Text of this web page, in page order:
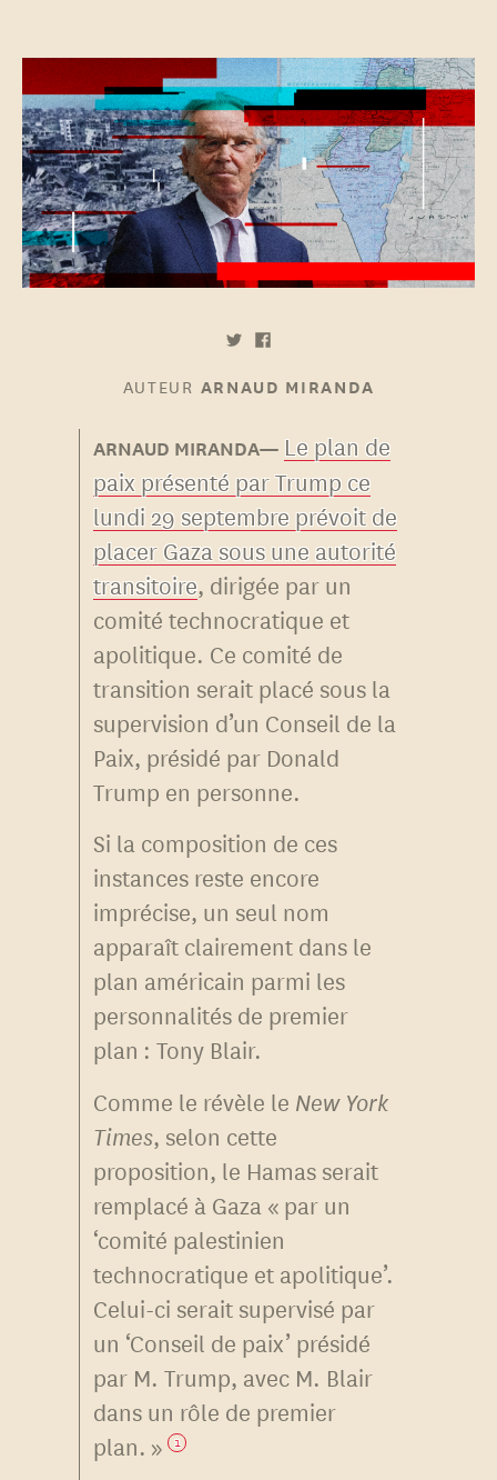
AUTEUR ARNAUD MIRANDA
Le plan de
paix présenté par Trump ce
lundi 29 septembre prévoit de
placer Gaza sous une autorité
transitoire, dirigée par un
comité technocratique et
apolitique. Ce comité de
transition serait placé sous la
supervision d’un Conseil de la
Paix, présidé par Donald
Trump en personne.
Si la composition de ces
instances reste encore
imprécise, un seul nom
apparaît clairement dans le
plan américain parmi les
personnalités de premier
plan : Tony Blair.
Comme le révèle le New York
Times, selon cette
proposition, le Hamas serait
remplacé à Gaza « par un
‘comité palestinien
technocratique et apolitique’.
Celui-ci serait supervisé par
un ‘Conseil de paix’ présidé
par M. Trump, avec M. Blair
dans un rôle de premier
plan. » 1